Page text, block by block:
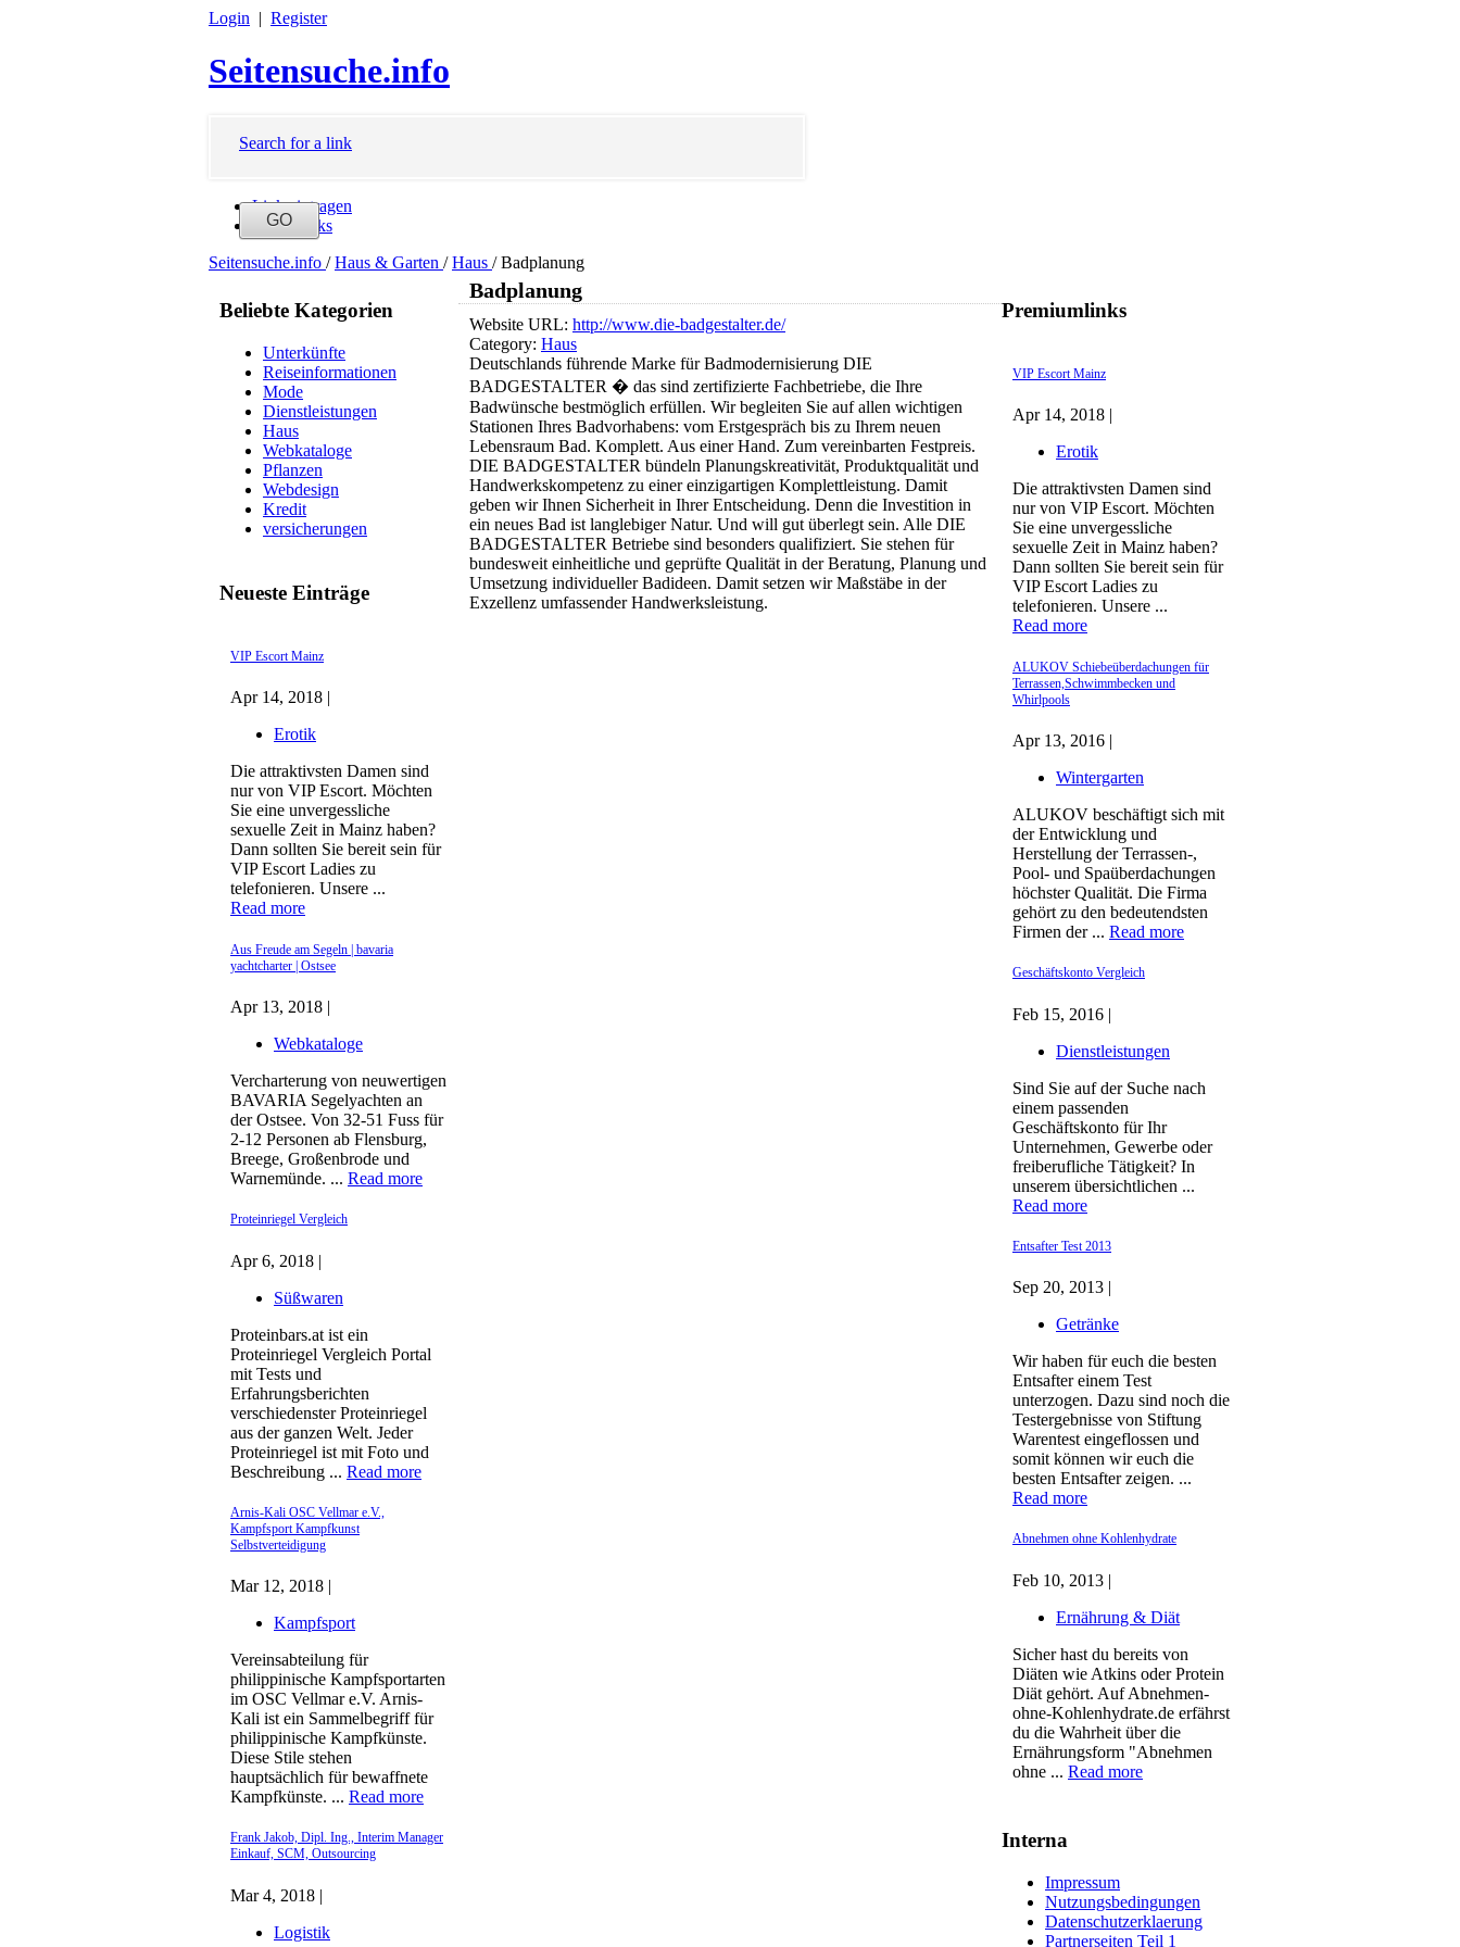
Login | Register
Seitensuche.info
Search for a link
Link eintragen
Neue Links
Seitensuche.info / Haus & Garten / Haus / Badplanung
Beliebte Kategorien
Unterkünfte
Reiseinformationen
Mode
Dienstleistungen
Haus
Webkataloge
Pflanzen
Webdesign
Kredit
versicherungen
Neueste Einträge
VIP Escort Mainz
Apr 14, 2018 |
Erotik
Die attraktivsten Damen sind
nur von VIP Escort. Möchten
Sie eine unvergessliche
sexuelle Zeit in Mainz haben?
Dann sollten Sie bereit sein für
VIP Escort Ladies zu
telefonieren. Unsere ...
Read more
Aus Freude am Segeln | bavaria
yachtcharter | Ostsee
Apr 13, 2018 |
Webkataloge
Vercharterung von neuwertigen
BAVARIA Segelyachten an
der Ostsee. Von 32-51 Fuss für
2-12 Personen ab Flensburg,
Breege, Großenbrode und
Warnemünde. ... Read more
Proteinriegel Vergleich
Apr 6, 2018 |
Süßwaren
Proteinbars.at ist ein
Proteinriegel Vergleich Portal
mit Tests und
Erfahrungsberichten
verschiedenster Proteinriegel
aus der ganzen Welt. Jeder
Proteinriegel ist mit Foto und
Beschreibung ... Read more
Arnis-Kali OSC Vellmar e.V.,
Kampfsport Kampfkunst
Selbstverteidigung
Mar 12, 2018 |
Kampfsport
Vereinsabteilung für
philippinische Kampfsportarten
im OSC Vellmar e.V. Arnis-
Kali ist ein Sammelbegriff für
philippinische Kampfkünste.
Diese Stile stehen
hauptsächlich für bewaffnete
Kampfkünste. ... Read more
Frank Jakob, Dipl. Ing., Interim Manager
Einkauf, SCM, Outsourcing
Mar 4, 2018 |
Logistik
Premiumlinks
VIP Escort Mainz
Apr 14, 2018 |
Erotik
Die attraktivsten Damen sind
nur von VIP Escort. Möchten
Sie eine unvergessliche
sexuelle Zeit in Mainz haben?
Dann sollten Sie bereit sein für
VIP Escort Ladies zu
telefonieren. Unsere ...
Read more
ALUKOV Schiebeüberdachungen für
Terrassen,Schwimmbecken und
Whirlpools
Apr 13, 2016 |
Wintergarten
ALUKOV beschäftigt sich mit
der Entwicklung und
Herstellung der Terrassen-,
Pool- und Spaüberdachungen
höchster Qualität. Die Firma
gehört zu den bedeutendsten
Firmen der ... Read more
Geschäftskonto Vergleich
Feb 15, 2016 |
Dienstleistungen
Sind Sie auf der Suche nach
einem passenden
Geschäftskonto für Ihr
Unternehmen, Gewerbe oder
freiberufliche Tätigkeit? In
unserem übersichtlichen ...
Read more
Entsafter Test 2013
Sep 20, 2013 |
Getränke
Wir haben für euch die besten
Entsafter einem Test
unterzogen. Dazu sind noch die
Testergebnisse von Stiftung
Warentest eingeflossen und
somit können wir euch die
besten Entsafter zeigen. ...
Read more
Abnehmen ohne Kohlenhydrate
Feb 10, 2013 |
Ernährung & Diät
Sicher hast du bereits von
Diäten wie Atkins oder Protein
Diät gehört. Auf Abnehmen-
ohne-Kohlenhydrate.de erfährst
du die Wahrheit über die
Ernährungsform "Abnehmen
ohne ... Read more
Interna
Impressum
Nutzungsbedingungen
Datenschutzerklaerung
Partnerseiten Teil 1
Badplanung
Website URL: http://www.die-badgestalter.de/
Category: Haus
Deutschlands führende Marke für Badmodernisierung DIE
BADGESTALTER � das sind zertifizierte Fachbetriebe, die Ihre
Badwünsche bestmöglich erfüllen. Wir begleiten Sie auf allen wichtigen
Stationen Ihres Badvorhabens: vom Erstgespräch bis zu Ihrem neuen
Lebensraum Bad. Komplett. Aus einer Hand. Zum vereinbarten Festpreis.
DIE BADGESTALTER bündeln Planungskreativität, Produktqualität und
Handwerkskompetenz zu einer einzigartigen Komplettleistung. Damit
geben wir Ihnen Sicherheit in Ihrer Entscheidung. Denn die Investition in
ein neues Bad ist langlebiger Natur. Und will gut überlegt sein. Alle DIE
BADGESTALTER Betriebe sind besonders qualifiziert. Sie stehen für
bundesweit einheitliche und geprüfte Qualität in der Beratung, Planung und
Umsetzung individueller Badideen. Damit setzen wir Maßstäbe in der
Exzellenz umfassender Handwerksleistung.